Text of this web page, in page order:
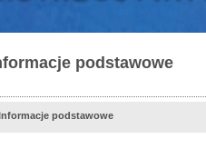
podstawowe
podstawowe